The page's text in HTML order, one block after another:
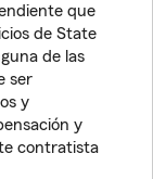
que
de State
de las
ser
y
y
contratista